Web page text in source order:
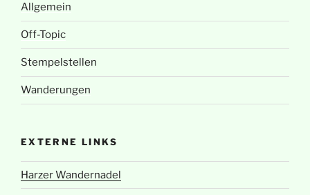
Allgemein
Off-Topic
Stempelstellen
Wanderungen
EXTERNE LINKS
Harzer Wandernadel